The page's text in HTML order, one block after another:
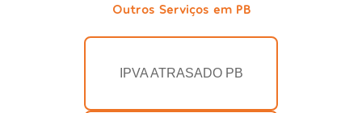
Outros Serviços em PB
IPVA ATRASADO PB